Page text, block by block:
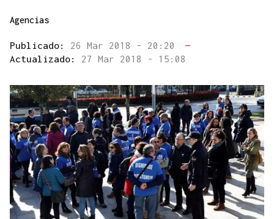
Agencias
Publicado: 26 Mar 2018 - 20:20
—
Actualizado: 27 Mar 2018 - 15:08